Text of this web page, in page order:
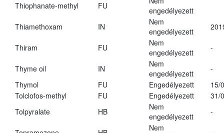
Thiophanate-methyl FU
engedélyezett
Thiamethoxam
IN
Nem
engedélyezett
Thiram FU
Nem
engedélyezett
-
Thyme oil IN
Nem
engedélyezett
-
Thymol
FU Engedélyezett
15/
Tolclofos-methyl
FU Engedélyezett
31/
Tolpyralate
HB
Nem
engedélyezett
-
Nem